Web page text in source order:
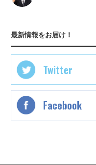
最新情報をお届け！
Twitter
Facebook